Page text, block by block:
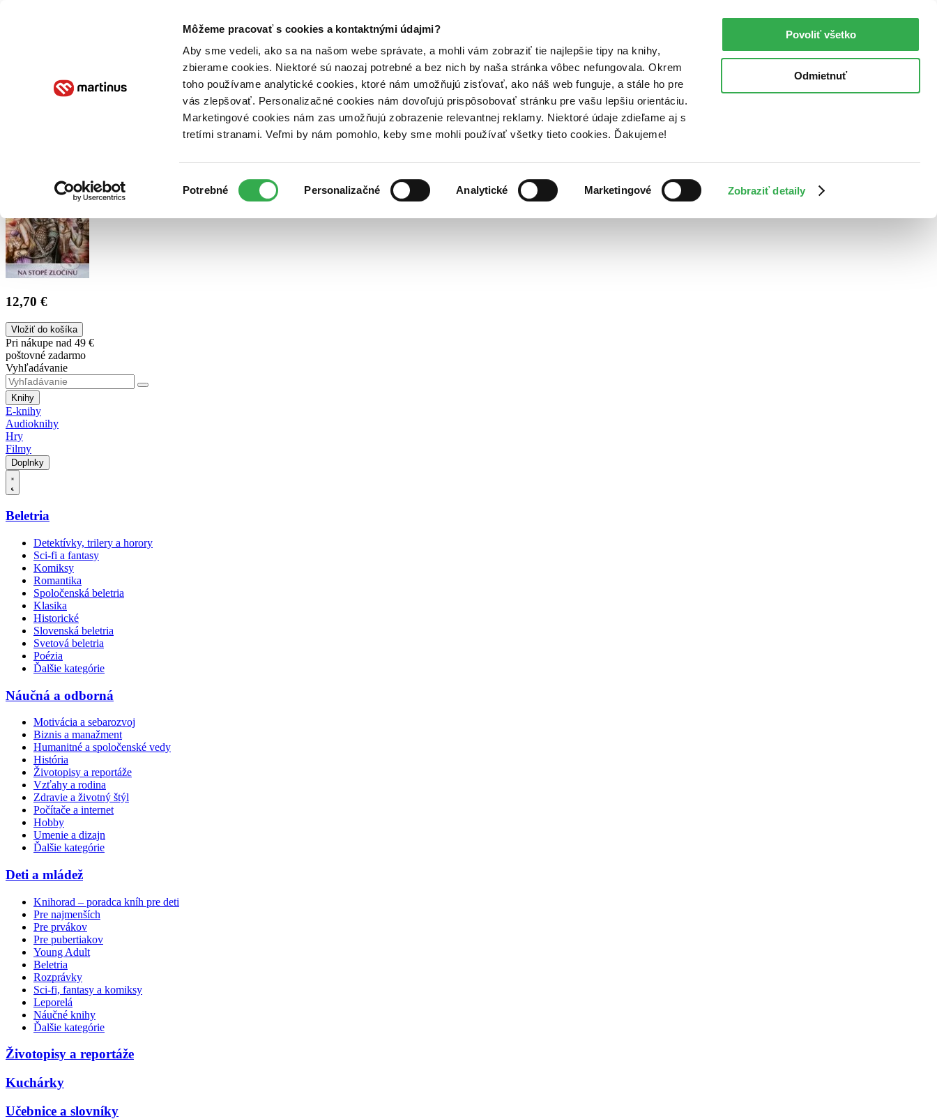
Môžeme pracovať s cookies a kontaktnými údajmi?
Aby sme vedeli, ako sa na našom webe správate, a mohli vám zobraziť tie najlepšie tipy na knihy,
zbierame cookies. Niektoré sú naozaj potrebné a bez nich by naša stránka vôbec nefungovala. Okrem
toho používame analytické cookies, ktoré nám umožňujú zisťovať, ako náš web funguje, a stále ho pre
vás zlepšovať. Personalizačné cookies nám dovoľujú prispôsobovať stránku pre vašu lepšiu orientáciu.
Marketingové cookies nám zas umožňujú zobrazenie relevantnej reklamy. Niektoré údaje zdieľame aj s
tretími stranami. Veľmi by nám pomohlo, keby sme mohli používať všetky tieto cookies. Ďakujeme!
súhlasu
Potrebné Personalizačné Analytické Marketingové Zobraziť detaily
Povoliť všetko
Odmietnuť
Poukážky Kontakt
12,70 €
Vložiť do košíka
Pri nákupe nad 49 €
poštovné zadarmo
Vyhľadávanie
Knihy
E-knihy
Audioknihy
Hry
Filmy
Doplnky
Beletria
Detektívky, trilery a horory
Sci-fi a fantasy
Komiksy
Romantika
Spoločenská beletria
Klasika
Historické
Slovenská beletria
Svetová beletria
Poézia
Ďalšie kategórie
Náučná a odborná
Motivácia a sebarozvoj
Biznis a manažment
Humanitné a spoločenské vedy
História
Životopisy a reportáže
Vzťahy a rodina
Zdravie a životný štýl
Počítače a internet
Hobby
Umenie a dizajn
Ďalšie kategórie
Deti a mládež
Knihorad – poradca kníh pre deti
Pre najmenších
Pre prvákov
Pre pubertiakov
Young Adult
Beletria
Rozprávky
Sci-fi, fantasy a komiksy
Leporelá
Náučné knihy
Ďalšie kategórie
Životopisy a reportáže
Kuchárky
Učebnice a slovníky